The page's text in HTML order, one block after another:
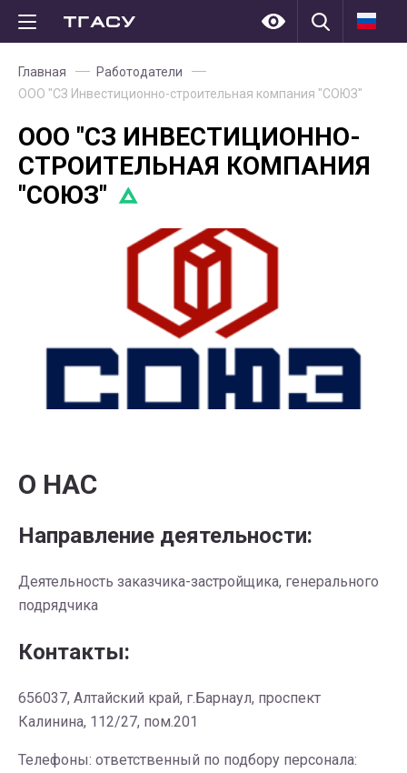
Главная
Работодатели
ООО "СЗ Инвестиционно-строительная компания "СОЮЗ"
ООО "СЗ ИНВЕСТИЦИОННО-
СТРОИТЕЛЬНАЯ КОМПАНИЯ
"СОЮЗ"
О НАС
Направление деятельности:
Деятельность заказчика-застройщика, генерального
подрядчика
Контакты:
656037, Алтайский край, г.Барнаул, проспект
Калинина, 112/27, пом.201
Телефоны: ответственный по подбору персонала: